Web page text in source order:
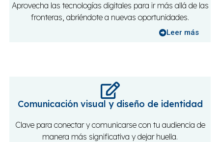
Aprovecha las tecnologías digitales para ir más allá de las
fronteras, abriéndote a nuevas oportunidades.
Leer más
Comunicación visual y diseño de identidad
Clave para conectar y comunicarse con tu audiencia de
manera más significativa y dejar huella.